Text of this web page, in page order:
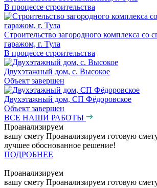
В процессе строительства
Строительство загородного комплекса со
гаражом, г. Тула
В процессе строительства
Двухэтажный дом, с. Высокое
Объект завершен
Двухэтажный дом, СП Фёдоровское
Объект завершен
ВСЕ НАШИ РАБОТЫ
Проанализируем
вашу смету Проанализируем готовую
лучшее обоснованное решение!
ПОДРОБНЕЕ
Проанализируем
вашу смету Проанализируем готовую